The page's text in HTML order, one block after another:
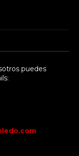
puedes